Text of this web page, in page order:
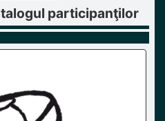
participanţilor